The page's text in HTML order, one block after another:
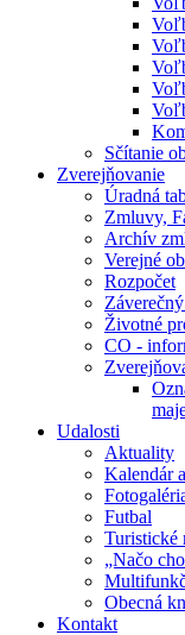
Sčítanie
Zverejňovanie
Úradná
Zmluvy,
Archív
Verejné
Rozpočet
Životné
CO -
Udalosti
Aktuality
Kalendár
Futbal
Turistické
„Načo
Obecná
Kontakt